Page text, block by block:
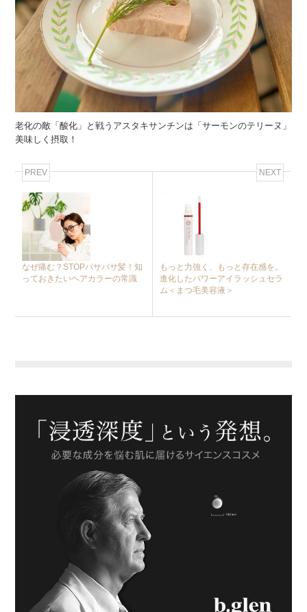
老化の敵「酸化」と戦うアスタキサンチンは「サーモンのテリーヌ」
美味しく摂取！
PREV
なぜ痛む？STOPパサパサ髪！知
っておきたいヘアカラーの常識
NEXT
もっと力強く、もっと存在感を。
進化したパワーアイラッシュセラ
ム＜まつ毛美容液＞